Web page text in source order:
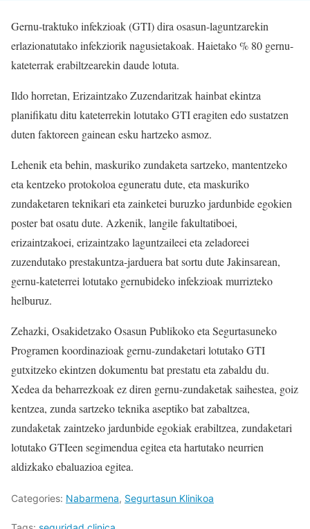
Gernu-traktuko infekzioak (GTI) dira osasun-laguntzarekin
erlazionatutako infekziorik nagusietakoak. Haietako % 80 gernu-
kateterrak erabiltzearekin daude lotuta.
Ildo horretan, Erizaintzako Zuzendaritzak hainbat ekintza
planifikatu ditu kateterrekin lotutako GTI eragiten edo sustatzen
duten faktoreen gainean esku hartzeko asmoz.
Lehenik eta behin, maskuriko zundaketa sartzeko, mantentzeko
eta kentzeko protokoloa eguneratu dute, eta maskuriko
zundaketaren teknikari eta zainketei buruzko jardunbide egokien
poster bat osatu dute. Azkenik, langile fakultatiboei,
erizaintzakoei, erizaintzako laguntzaileei eta zeladoreei
zuzendutako prestakuntza-jarduera bat sortu dute Jakinsarean,
gernu-kateterrei lotutako gernubideko infekzioak murrizteko
helburuz.
Zehazki, Osakidetzako Osasun Publikoko eta Segurtasuneko
Programen koordinazioak gernu-zundaketari lotutako GTI
gutxitzeko ekintzen dokumentu bat prestatu eta zabaldu du.
Xedea da beharrezkoak ez diren gernu-zundaketak saihestea, goiz
kentzea, zunda sartzeko teknika aseptiko bat zabaltzea,
zundaketak zaintzeko jardunbide egokiak erabiltzea, zundaketari
lotutako GTIeen segimendua egitea eta hartutako neurrien
aldizkako ebaluazioa egitea.
Categories: Nabarmena, Segurtasun Klinikoa